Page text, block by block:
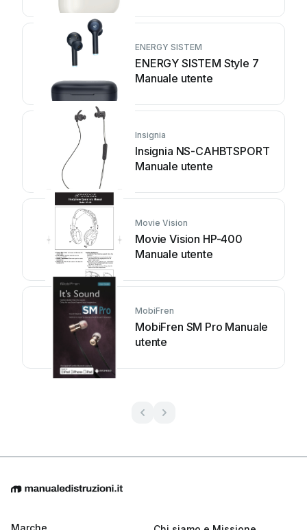
ENERGY SISTEM
ENERGY SISTEM Style 7
Manuale utente
Insignia
Insignia NS-CAHBTSPORT
Manuale utente
Movie Vision
Movie Vision HP-400
Manuale utente
MobiFren
MobiFren SM Pro Manuale
utente